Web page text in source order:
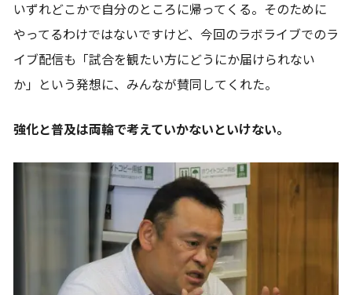
いずれどこかで自分のところに帰ってくる。そのために
やってるわけではないですけど、今回のラボライブでのラ
イブ配信も「試合を観たい方にどうにか届けられない
か」という発想に、みんなが賛同してくれた。
強化と普及は両輪で考えていかないといけない。